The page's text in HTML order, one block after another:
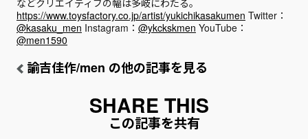
https://www.toysfactory.co.jp/artist/yukichikasakumen Twitter：
@kasaku_men Instagram： @ykckskmen YouTube：
@men1590
諭吉佳作/men の他の記事を見る
この記事を共有